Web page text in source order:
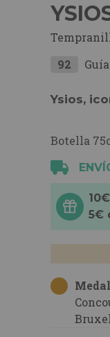
92
Ysios,
Botella
5€